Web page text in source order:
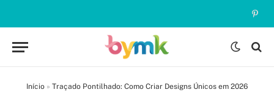
Início » Traçado Pontilhado: Como Criar Designs Únicos em 2026